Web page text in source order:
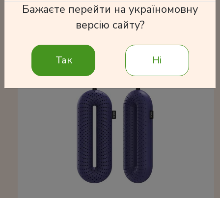
Часто покупают
Бажаєте перейти на україномовну
версію сайту?
Так Ні